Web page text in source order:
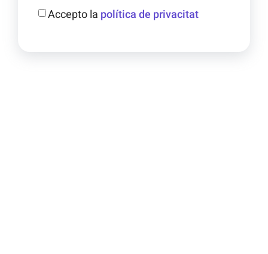
Accepto la política de privacitat